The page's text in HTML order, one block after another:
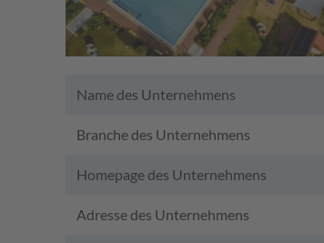
Name des Unternehmens
Branche des Unternehmens
Homepage des Unternehmens
Adresse des Unternehmens